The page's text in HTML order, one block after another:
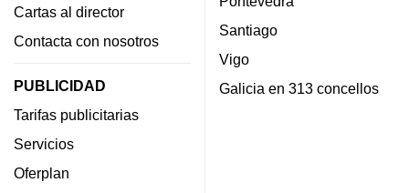
Cartas al director
Contacta con nosotros
PUBLICIDAD
Tarifas publicitarias
Servicios
Oferplan
Santiago
Vigo
Galicia en 313 concellos